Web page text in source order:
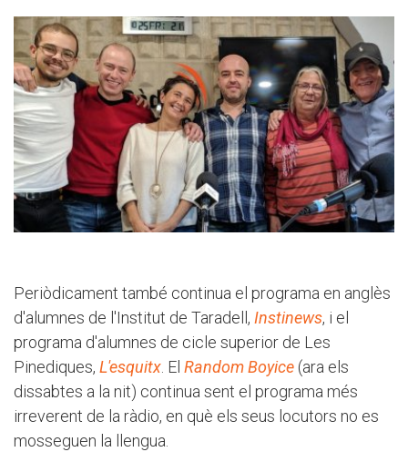
Periòdicament també continua el programa en anglès
d'alumnes de l'Institut de Taradell, Instinews, i el
programa d'alumnes de cicle superior de Les
Pinediques, L'esquitx. El Random Boyice (ara els
dissabtes a la nit) continua sent el programa més
irreverent de la ràdio, en què els seus locutors no es
mosseguen la llengua.